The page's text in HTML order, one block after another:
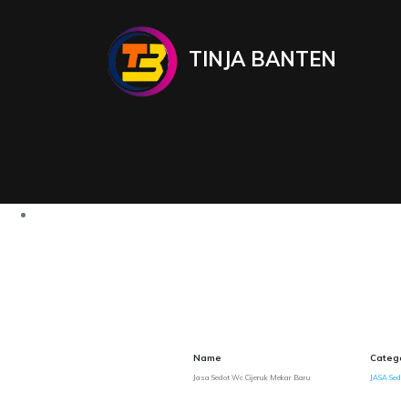
TINJA BANTEN
Name
Jasa Sedot Wc Cijeruk Mekar Baru JASA